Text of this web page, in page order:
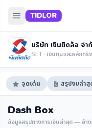
TIDLOR
บริษัท เงินติดล้อ จำ
SET · เงินทุนและหลักทรั
จุดเด่น สรุปงบล่าสุ
Dash Box
ข้อมูลสรุปทางการเงินล่าสุด — อ้า